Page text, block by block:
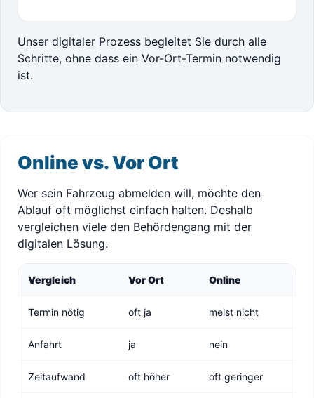
Unser digitaler Prozess begleitet Sie durch alle
Schritte, ohne dass ein Vor-Ort-Termin notwendig
ist.
Online vs. Vor Ort
Wer sein Fahrzeug abmelden will, möchte den
Ablauf oft möglichst einfach halten. Deshalb
vergleichen viele den Behördengang mit der
digitalen Lösung.
Vergleich Vor Ort Online
Termin nötig oft ja meist nicht
Anfahrt ja nein
Zeitaufwand oft höher oft geringer